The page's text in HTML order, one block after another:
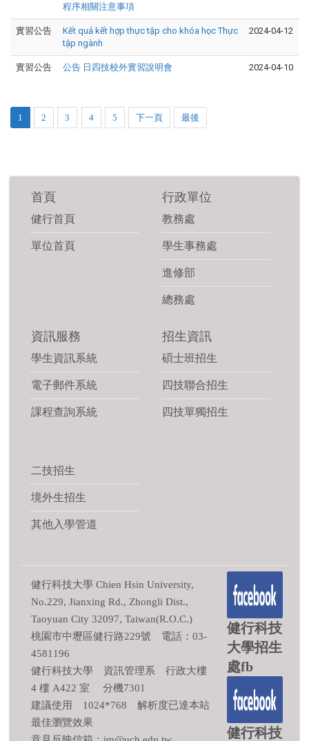
程序相關注意事項
實習公告
Kết quả kết hợp thực tập cho khóa học Thực
tập ngành
2024-04-12
實習公告 公告 日四技校外實習說明會 2024-04-10
1 2 3 4 5 下一頁 最後
首頁
健行首頁
單位首頁
行政單位
教務處
學生事務處
進修部
總務處
資訊服務
學生資訊系統
電子郵件系統
課程查詢系統
招生資訊
碩士班招生
四技聯合招生
四技單獨招生
二技招生
境外生招生
其他入學管道
健行科技大學 Chien Hsin University,
No.229, Jianxing Rd., Zhongli Dist.,
Taoyuan City 32097, Taiwan(R.O.C.)
桃園市中壢區健行路229號 電話：03-
4581196
健行科技大學 資訊管理系 行政大樓
4 樓 A422 室 分機7301
建議使用 1024*768 解析度已達本站
最佳瀏覽效果
健行科技
大學招生
處fb
健行科技